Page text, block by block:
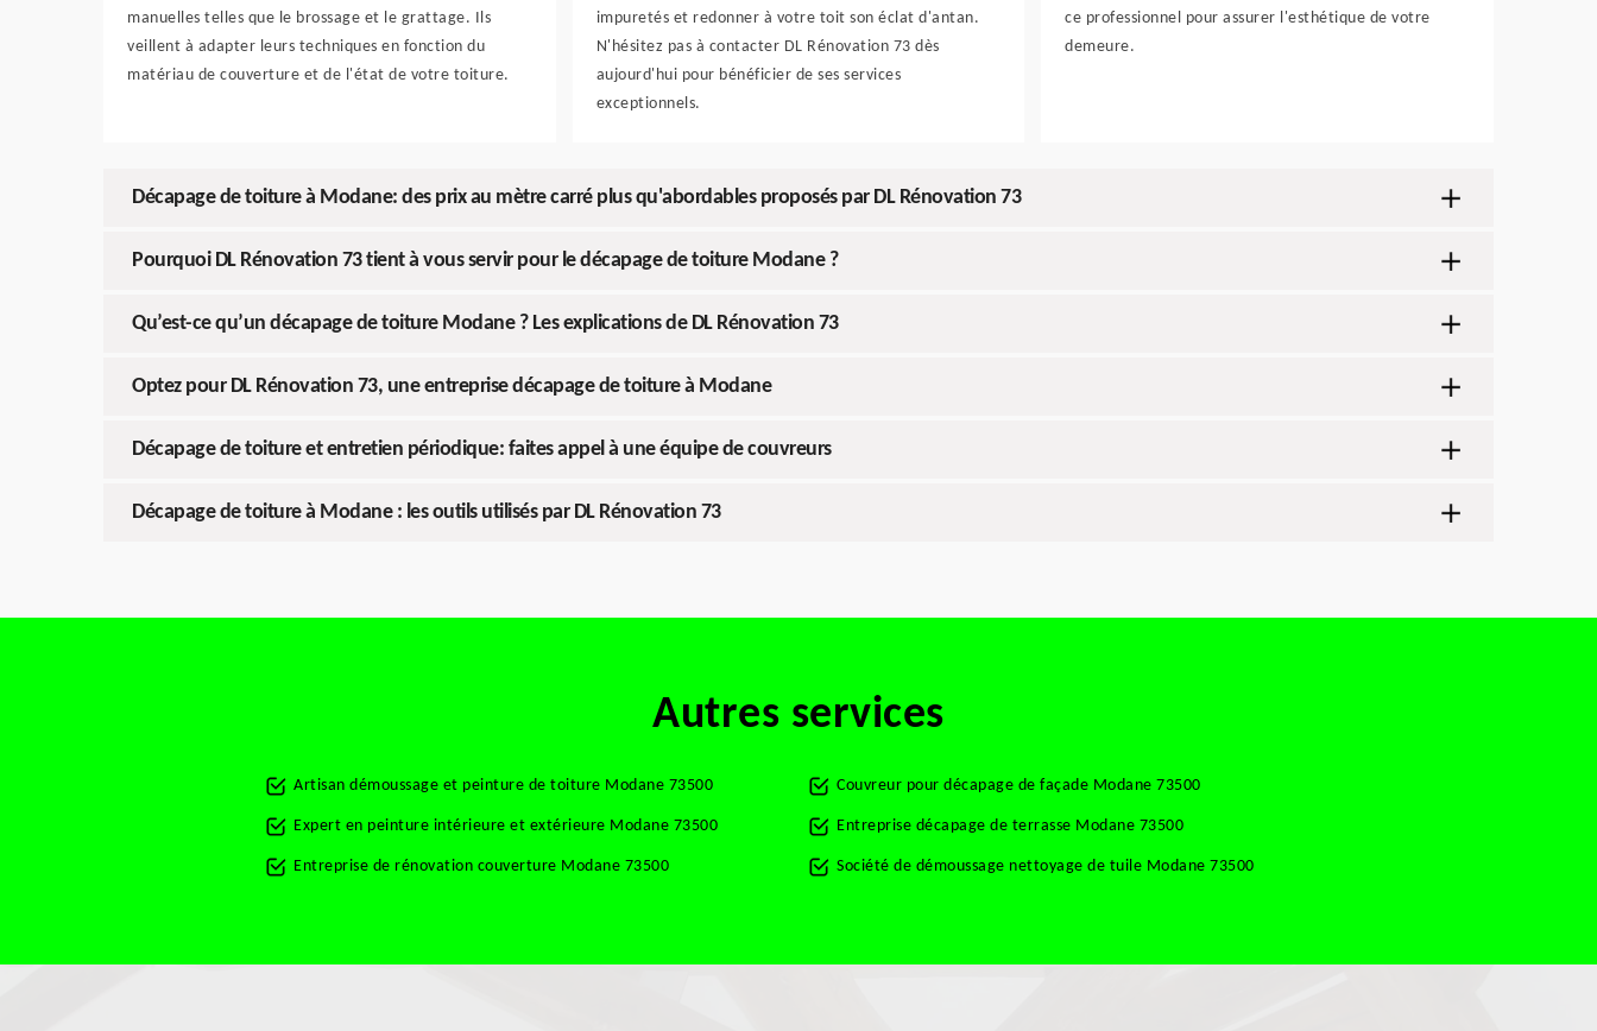
manuelles telles que le brossage et le grattage. Ils
veillent à adapter leurs techniques en fonction du
matériau de couverture et de l'état de votre toiture.
impuretés et redonner à votre toit son éclat d'antan.
N'hésitez pas à contacter DL Rénovation 73 dès
aujourd'hui pour bénéficier de ses services
exceptionnels.
ce professionnel pour assurer l'esthétique de votre
demeure.
Décapage de toiture à Modane: des prix au mètre carré plus qu'abordables proposés par DL Rénovation 73
Pourquoi DL Rénovation 73 tient à vous servir pour le décapage de toiture Modane ?
Qu’est-ce qu’un décapage de toiture Modane ? Les explications de DL Rénovation 73
Optez pour DL Rénovation 73, une entreprise décapage de toiture à Modane
Décapage de toiture et entretien périodique: faites appel à une équipe de couvreurs
Décapage de toiture à Modane : les outils utilisés par DL Rénovation 73
Autres services
Artisan démoussage et peinture de toiture Modane 73500
Expert en peinture intérieure et extérieure Modane 73500
Entreprise de rénovation couverture Modane 73500
Couvreur pour décapage de façade Modane 73500
Entreprise décapage de terrasse Modane 73500
Société de démoussage nettoyage de tuile Modane 73500